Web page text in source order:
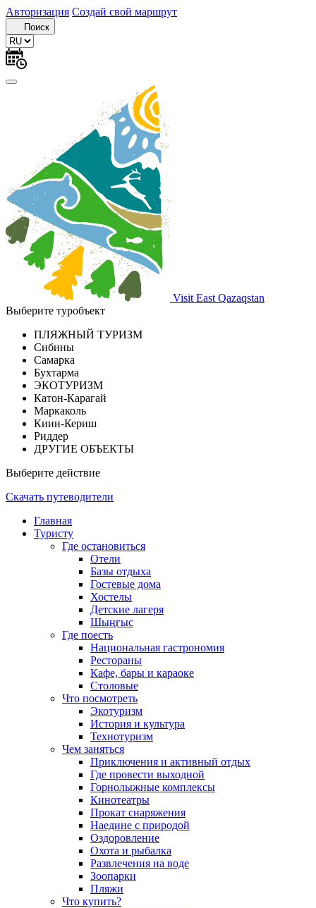
Авторизация Создай свой маршрут
Поиск
Visit East Qazaqstan
Выберите туробъект
ПЛЯЖНЫЙ ТУРИЗМ
Сибины
Самарка
Бухтарма
ЭКОТУРИЗМ
Катон-Карагай
Маркаколь
Киин-Кериш
Риддер
ДРУГИЕ ОБЪЕКТЫ
Выберите действие
Скачать путеводители
Главная
Туристу
Где остановиться
Отели
Базы отдыха
Гостевые дома
Хостелы
Детские лагеря
Шыңғыс
Где поесть
Национальная гастрономия
Рестораны
Кафе, бары и караоке
Столовые
Что посмотреть
Экотуризм
История и культура
Технотуризм
Чем заняться
Приключения и активный отдых
Где провести выходной
Горнолыжные комплексы
Кинотеатры
Прокат снаряжения
Наедине с природой
Оздоровление
Охота и рыбалка
Развлечения на воде
Зоопарки
Пляжи
Что купить?